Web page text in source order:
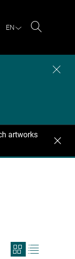
EN
artworks
View
search